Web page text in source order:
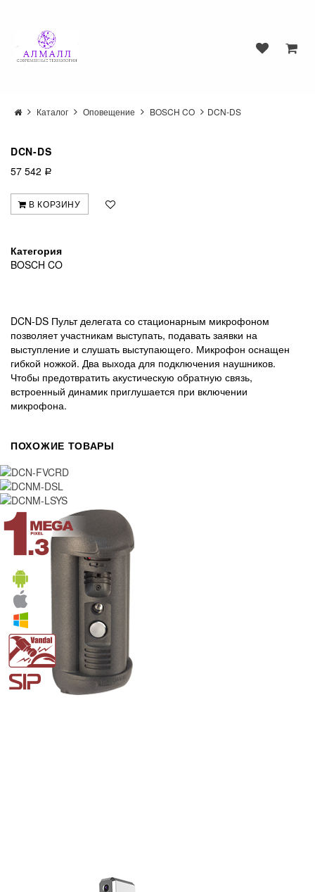
Каталог Оповещение BOSCH CO DCN-DS
DCN-DS
57 542 Р
В КОРЗИНУ
Категория
BOSCH CO
DCN-DS Пульт делегата со стационарным микрофоном
позволяет участникам выступать, подавать заявки на
выступление и слушать выступающего. Микрофон оснащен
гибкой ножкой. Два выхода для подключения наушников.
Чтобы предотвратить акустическую обратную связь,
встроенный динамик приглушается при включении
микрофона.
ПОХОЖИЕ ТОВАРЫ